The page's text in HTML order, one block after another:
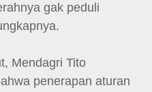
gak peduli
Mendagri Tito
penerapan aturan